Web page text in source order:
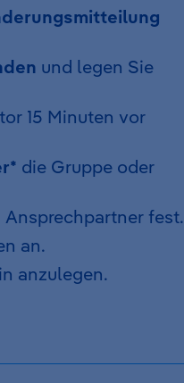
und legen Sie
15 Minuten vor
die Gruppe oder
fest.
an.
anzulegen.